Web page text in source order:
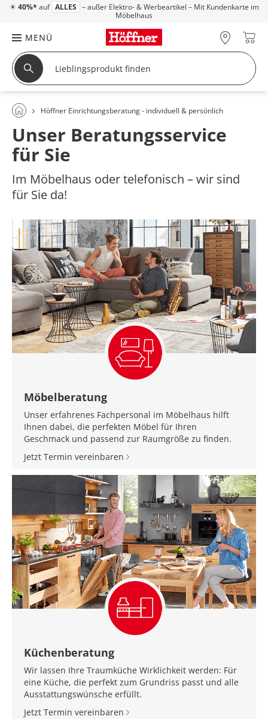
☀ 40%* auf ALLES – außer Elektro- & Werbeartikel – Mit Kundenkarte im
Möbelhaus
MENÜ
Höffner Einrichtungsberatung - individuell & persönlich
Unser Beratungsservice
für Sie
Im Möbelhaus oder telefonisch – wir sind
für Sie da!
Möbelberatung
Unser erfahrenes Fachpersonal im Möbelhaus hilft
Ihnen dabei, die perfekten Möbel für Ihren
Geschmack und passend zur Raumgröße zu finden.
Jetzt Termin vereinbaren
Küchenberatung
Wir lassen Ihre Traumküche Wirklichkeit werden: Für
eine Küche, die perfekt zum Grundriss passt und alle
Ausstattungswünsche erfüllt.
Jetzt Termin vereinbaren